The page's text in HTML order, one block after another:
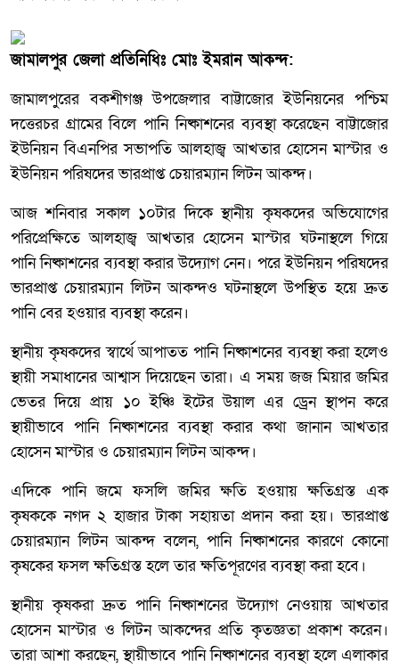
জামালপুর জেলা প্রতিনিধিঃ মোঃ ইমরান আকন্দ:
জামালপুরের বকশীগঞ্জ উপজেলার বাট্টাজোর ইউনিয়নের পশ্চিম
দত্তেরচর গ্রামের বিলে পানি নিষ্কাশনের ব্যবস্থা করেছেন বাট্টাজোর
ইউনিয়ন বিএনপির সভাপতি আলহাজ্ব আখতার হোসেন মাস্টার ও
ইউনিয়ন পরিষদের ভারপ্রাপ্ত চেয়ারম্যান লিটন আকন্দ।
আজ শনিবার সকাল ১০টার দিকে স্থানীয় কৃষকদের অভিযোগের
পরিপ্রেক্ষিতে আলহাজ্ব আখতার হোসেন মাস্টার ঘটনাস্থলে গিয়ে
পানি নিষ্কাশনের ব্যবস্থা করার উদ্যোগ নেন। পরে ইউনিয়ন পরিষদের
ভারপ্রাপ্ত চেয়ারম্যান লিটন আকন্দও ঘটনাস্থলে উপস্থিত হয়ে দ্রুত
পানি বের হওয়ার ব্যবস্থা করেন।
স্থানীয় কৃষকদের স্বার্থে আপাতত পানি নিষ্কাশনের ব্যবস্থা করা হলেও
স্থায়ী সমাধানের আশ্বাস দিয়েছেন তারা। এ সময় জজ মিয়ার জমির
ভেতর দিয়ে প্রায় ১০ ইঞ্চি ইটের উয়াল এর ড্রেন স্থাপন করে
স্থায়ীভাবে পানি নিষ্কাশনের ব্যবস্থা করার কথা জানান আখতার
হোসেন মাস্টার ও চেয়ারম্যান লিটন আকন্দ।
এদিকে পানি জমে ফসলি জমির ক্ষতি হওয়ায় ক্ষতিগ্রস্ত এক
কৃষককে নগদ ২ হাজার টাকা সহায়তা প্রদান করা হয়। ভারপ্রাপ্ত
চেয়ারম্যান লিটন আকন্দ বলেন, পানি নিষ্কাশনের কারণে কোনো
কৃষকের ফসল ক্ষতিগ্রস্ত হলে তার ক্ষতিপূরণের ব্যবস্থা করা হবে।
স্থানীয় কৃষকরা দ্রুত পানি নিষ্কাশনের উদ্যোগ নেওয়ায় আখতার
হোসেন মাস্টার ও লিটন আকন্দের প্রতি কৃতজ্ঞতা প্রকাশ করেন।
তারা আশা করছেন, স্থায়ীভাবে পানি নিষ্কাশনের ব্যবস্থা হলে এলাকার